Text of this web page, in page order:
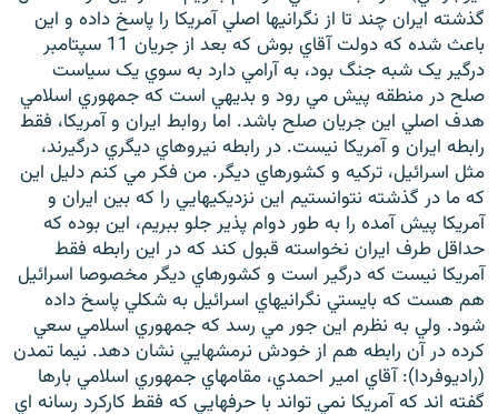
گذشته ايران چند تا از نگرانيها اصلي آمريکا را پاسخ داده و اين
باعث شده که دولت آقاي بوش که بعد از جريان 11 سپتامبر
درگير يک شبه جنگ بود، به آرامي دارد به سوي يک سياست
صلح در منطقه پيش مي رود و بديهي است که جمهوري اسلامي
هدف اصلي اين جريان صلح باشد. اما روابط ايران و آمريکا، فقط
رابطه ايران و آمريکا نيست. در رابطه نيروهاي ديگري درگيرند،
مثل اسرائيل، ترکيه و کشورهاي ديگر. من فکر مي کنم دليل اين
که ما در گذشته نتوانستيم اين نزديکيهايي را که بين ايران و
آمريکا پيش آمده را به طور دوام پذير جلو ببريم، اين بوده که
حداقل طرف ايران نخواسته قبول کند که در اين رابطه فقط
آمريکا نيست که درگير است و کشورهاي ديگر مخصوصا اسرائيل
هم هست که بايستي نگرانيهاي اسرائيل به شکلي پاسخ داده
شود. ولي به نظرم اين جور مي رسد که جمهوري اسلامي سعي
کرده در آن رابطه هم از خودش نرمشهايي نشان دهد. نيما تمدن
(راديوفردا): آقاي امير احمدي، مقامهاي جمهوري اسلامي بارها
گفته اند که آمريکا نمي تواند با حرفهايي که فقط کارکرد رسانه اي